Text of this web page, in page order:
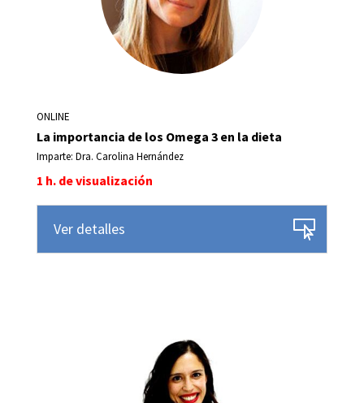
ONLINE
La importancia de los Omega 3 en la dieta
Imparte: Dra. Carolina Hernández
1 h. de visualización
Ver detalles